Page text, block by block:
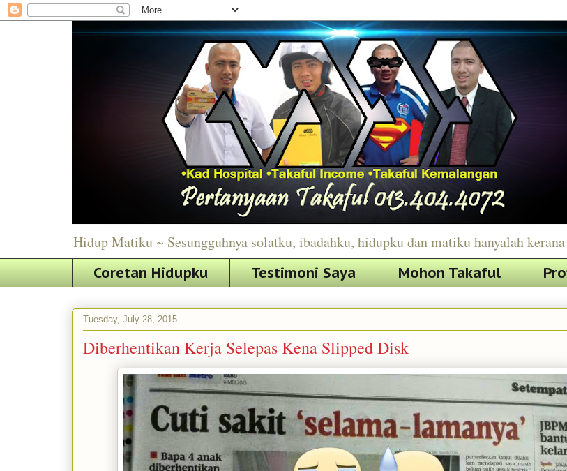
Hidup Matiku ~ Sesungguhnya solatku, ibadahku, hidupku dan matiku hanyalah
Coretan Hidupku Testimoni Saya Mohon Takaful
Tuesday, July 28, 2015
Diberhentikan Kerja Selepas Kena Slipped Disk